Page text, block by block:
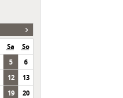
Sa
So
5
6
12
13
19
20